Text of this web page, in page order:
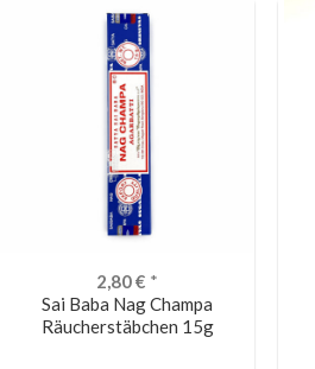
2,80€ *
Sai Baba Nag Champa
Räucherstäbchen 15g